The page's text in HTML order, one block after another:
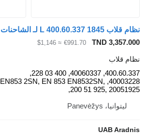
TND 3,357.000
€991.70
≈ $1,146
نظام قلاب
400.60.337, 40060337, 400 03 228,
40003228, EN853 2SN, EN 853 EN8532SN,
200 51 925, 20051925,
ليتوانيا، Panevėžys
UAB Aradnis